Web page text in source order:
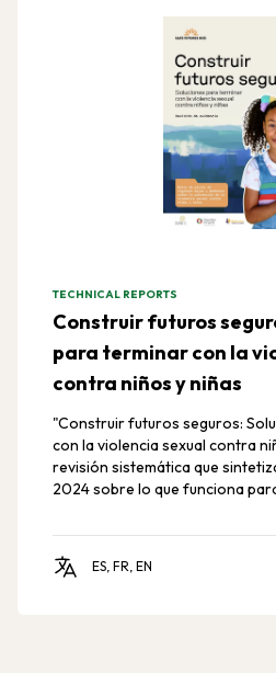
TECHNICAL REPORTS
Construir futuros
para terminar con la
contra niños y niñas
"Construir futuros seguros:
con la violencia sexual contra
revisión sistemática que
2024 sobre lo que funciona
países de ingresos bajos y
ES, FR, EN